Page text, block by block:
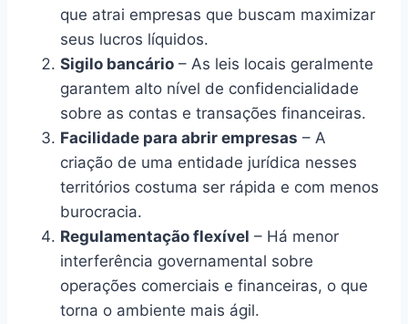
que atrai empresas que buscam maximizar
seus lucros líquidos.
Sigilo bancário – As leis locais geralmente
garantem alto nível de confidencialidade
sobre as contas e transações financeiras.
Facilidade para abrir empresas – A
criação de uma entidade jurídica nesses
territórios costuma ser rápida e com menos
burocracia.
Regulamentação flexível – Há menor
interferência governamental sobre
operações comerciais e financeiras, o que
torna o ambiente mais ágil.